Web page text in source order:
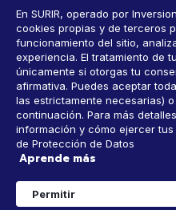
En SURIR, operado por
cookies propias y de terceros
funcionamiento del sitio,
experiencia. El tratamiento de
únicamente si otorgas tu
afirmativa. Puedes aceptar
las estrictamente necesarias)
continuación. Para más
información y cómo ejercer
de Protección de Datos
Aprende más
Permitir
Política de Privacidad y
Consultar
9 AM-6